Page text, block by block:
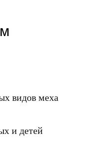
видов меха
и детей